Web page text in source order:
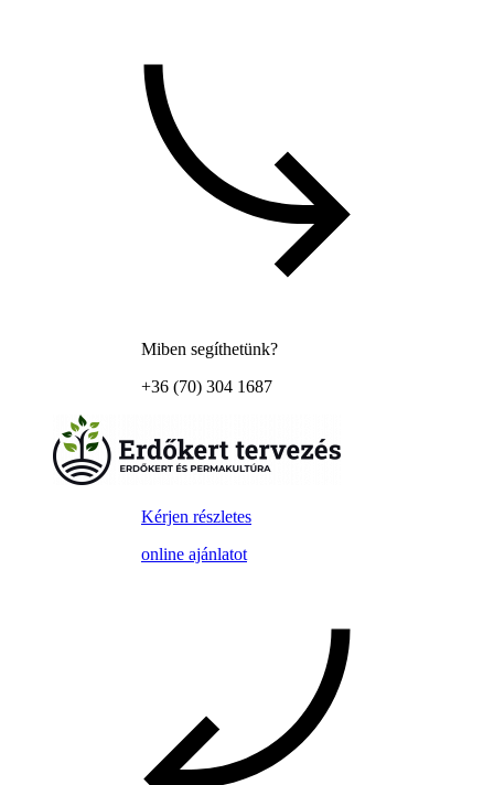
Miben segíthetünk?
+36 (70) 304 1687
Kérjen részletes
online ajánlatot